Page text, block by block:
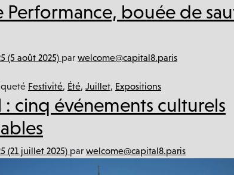
Performance, bouée de
(5 août 2025) par welcome@capital8.paris
Festivité, Été, Juillet, Expositions
: cinq événements culturels
(21 juillet 2025) par welcome@capital8.paris